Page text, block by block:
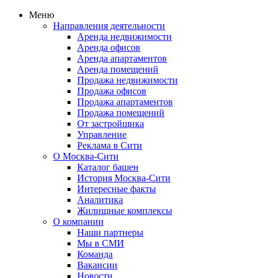
Меню
Направления деятельности
Аренда недвижимости
Аренда офисов
Аренда апартаментов
Аренда помещений
Продажа недвижимости
Продажа офисов
Продажа апартаментов
Продажа помещений
От застройщика
Управление
Реклама в Сити
О Москва-Сити
Каталог башен
История Москва-Сити
Интересные факты
Аналитика
Жилищные комплексы
О компании
Наши партнеры
Мы в СМИ
Команда
Вакансии
Новости